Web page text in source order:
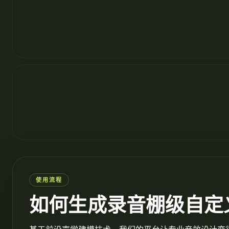
使用流程
如何生成录音棚级自